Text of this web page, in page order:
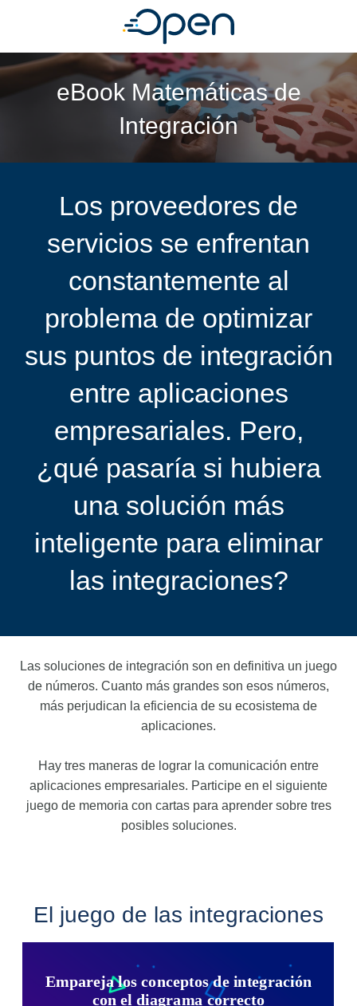
eBook Matemáticas de
Integración
Los proveedores de
servicios se enfrentan
constantemente al
problema de optimizar
sus puntos de integración
entre aplicaciones
empresariales. Pero,
¿qué pasaría si hubiera
una solución más
inteligente para eliminar
las integraciones?​
Las soluciones de integración son en definitiva un juego
de números. Cuanto más grandes son esos números,
más perjudican la eficiencia de su ecosistema de
aplicaciones.​
Hay tres maneras de lograr la comunicación entre
aplicaciones empresariales. Participe en el siguiente
juego de memoria con cartas para aprender sobre tres
posibles soluciones.
El juego de las integraciones